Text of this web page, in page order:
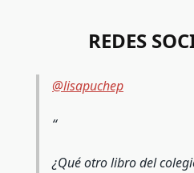
REDES
@lisapuchep
¿Qué otro libro del